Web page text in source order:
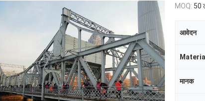
MOQ: 50
आवेदन
Material
मानक